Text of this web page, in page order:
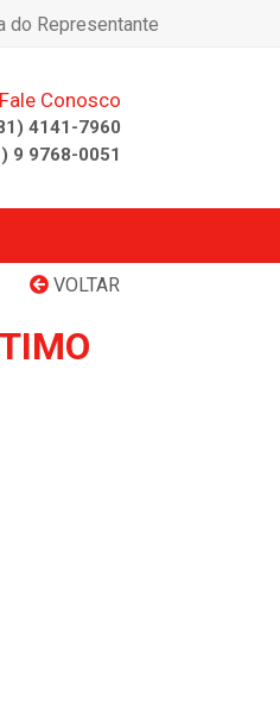
do Representante
Fale Conosco
4141-7960
9 9768-0051
VOLTAR